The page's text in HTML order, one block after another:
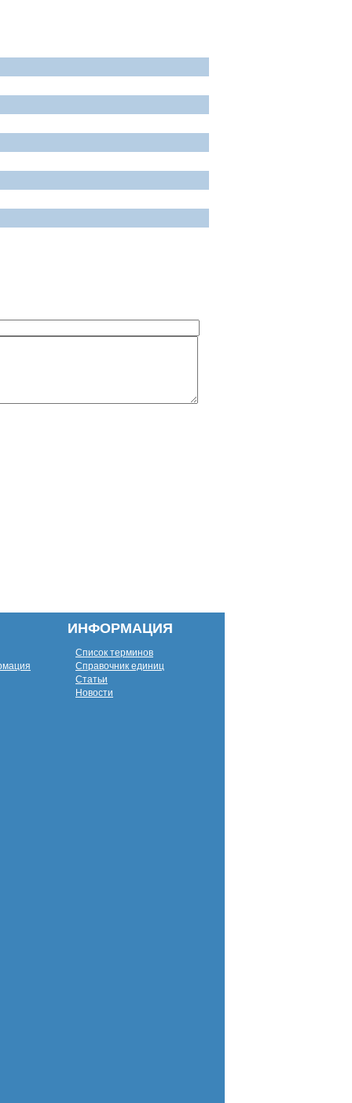
ИНФОРМАЦИЯ
Список терминов
Справочник единиц
Статьи
Новости